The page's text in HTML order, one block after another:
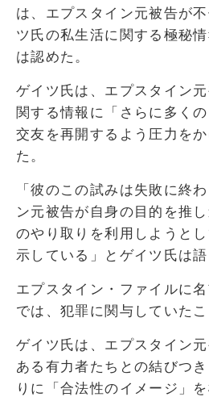
は、エプスタイン元被告が
ツ氏の私生活に関する極秘
は認めた。
ゲイツ氏は、エプスタイン
関する情報に「さらに多くの
交友を再開するよう圧力を
た。
「彼のこの試みは失敗に終
ン元被告が自身の目的を推
のやり取りを利用しようと
示している」とゲイツ氏は語
エプスタイン・ファイルに
では、犯罪に関与していたこ
ゲイツ氏は、エプスタイン
ある有力者たちとの結びつ
りに「合法性のイメージ」